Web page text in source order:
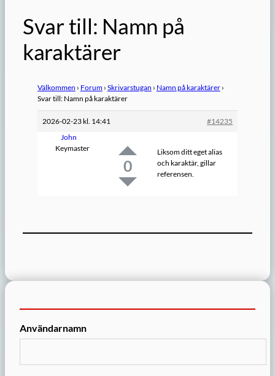
Svar till: Namn på
karaktärer
Välkommen › Forum › Skrivarstugan › Namn på karaktärer ›
Svar till: Namn på karaktärer
2026-02-23 kl. 14:41
#14235
John
Keymaster
0
Liksom ditt eget alias
och karaktär, gillar
referensen.
Användarnamn